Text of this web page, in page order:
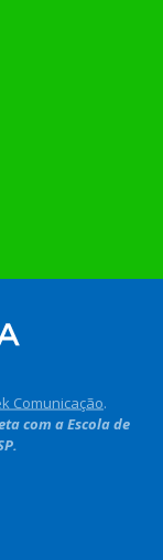
Comunicação.
com a Escola de